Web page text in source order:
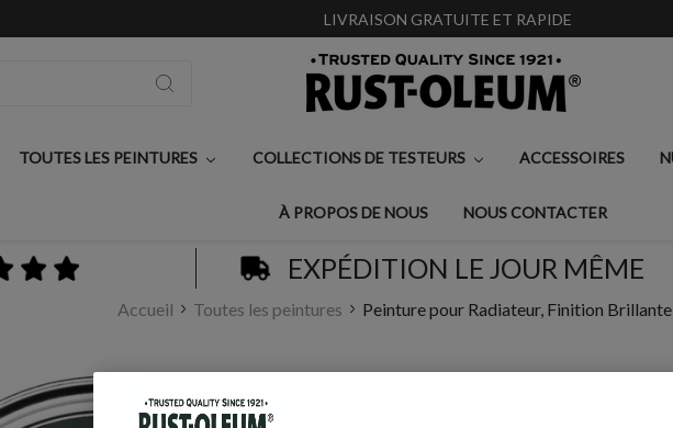
LIVRAISON GRATUITE ET RAPIDE
TOUTES LES PEINTURES COLLECTIONS DE TESTEURS ACCESSOIRES
À PROPOS DE NOUS NOUS CONTACTER
EXPÉDITION LE JOUR MÊME
Accueil Toutes les peintures Peinture pour Radiateur, Finition
PEINTURE